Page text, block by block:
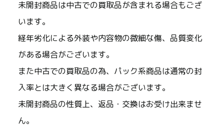
未開封商品は中古での買取品が含まれる場合もござ
います。
経年劣化による外装や内容物の微細な傷、品質変化
がある場合がございます。
また中古での買取品の為、パック系商品は通常の封
入率とは大きく異なる場合がございます。
未開封商品の性質上、返品・交換はお受け出来ませ
ん。